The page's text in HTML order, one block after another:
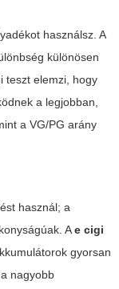
használsz. A
különösen
teszt elemzi, hogy
a legjobban,
a VG/PG arány
használ; a
Ae cigi
gyorsan
nagyobb